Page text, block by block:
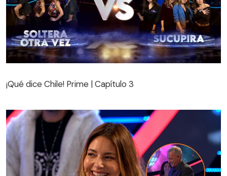
¡Qué dice Chile! Prime | Capítulo 3